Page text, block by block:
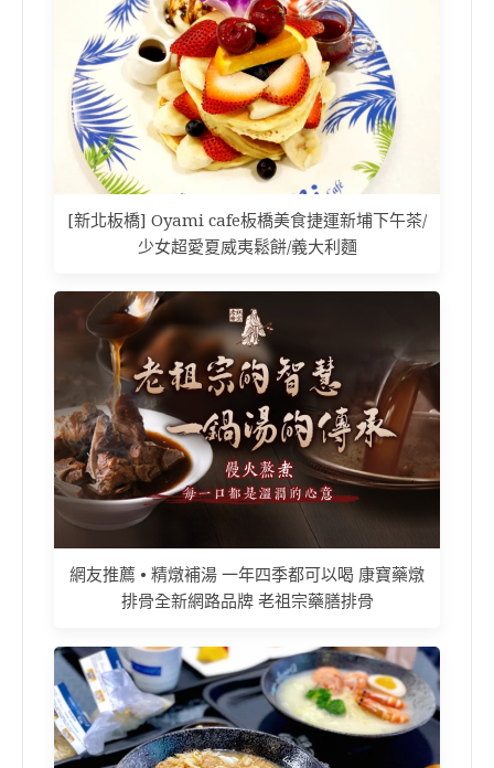
[新北板橋] Oyami cafe板橋美食捷運新埔下午茶/
少女超愛夏威夷鬆餅/義大利麵
網友推薦 • 精燉補湯 一年四季都可以喝 康寶藥燉
排骨全新網路品牌 老祖宗藥膳排骨